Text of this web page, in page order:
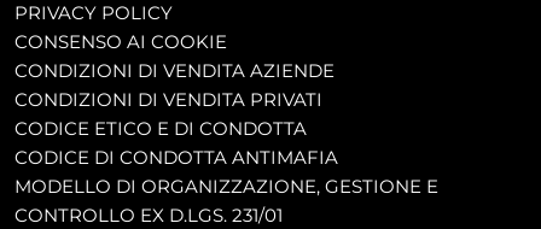
PRIVACY POLICY
CONSENSO AI COOKIE
CONDIZIONI DI VENDITA AZIENDE
CONDIZIONI DI VENDITA PRIVATI
CODICE ETICO E DI CONDOTTA
CODICE DI CONDOTTA ANTIMAFIA
MODELLO DI ORGANIZZAZIONE, GESTIONE E
CONTROLLO EX D.LGS. 231/01